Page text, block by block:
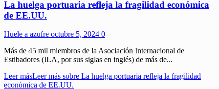
La huelga portuaria refleja la fragilidad económica
de EE.UU.
Huele a azufre octubre 5, 2024 0
Más de 45 mil miembros de la Asociación Internacional de
Estibadores (ILA, por sus siglas en inglés) de más de...
Leer másLeer más sobre La huelga portuaria refleja la fragilidad
económica de EE.UU.